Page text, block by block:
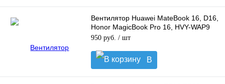
Вентилятор Huawei MateBook 16, D16,
Honor MagicBook Pro 16, HVY-WAP9
для GPU
950 руб. / шт
В
корзину